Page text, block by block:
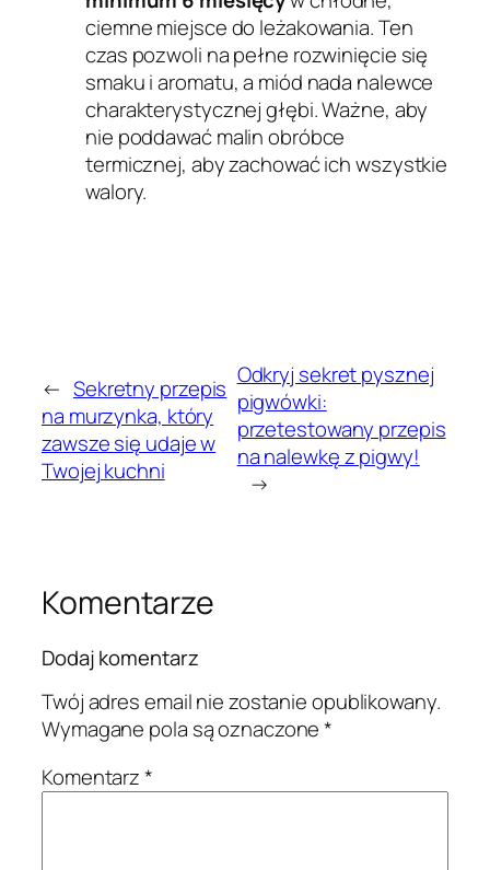
ciemne miejsce do leżakowania. Ten
czas pozwoli na pełne rozwinięcie się
smaku i aromatu, a miód nada nalewce
charakterystycznej głębi. Ważne, aby
nie poddawać malin obróbce
termicznej, aby zachować ich wszystkie
walory.
← Sekretny przepis
na murzynka, który
zawsze się udaje w
Twojej kuchni
Odkryj sekret pysznej
pigwówki:
przetestowany przepis
na nalewkę z pigwy!
→
Komentarze
Dodaj komentarz
Twój adres email nie zostanie opublikowany.
Wymagane pola są oznaczone*
Komentarz*